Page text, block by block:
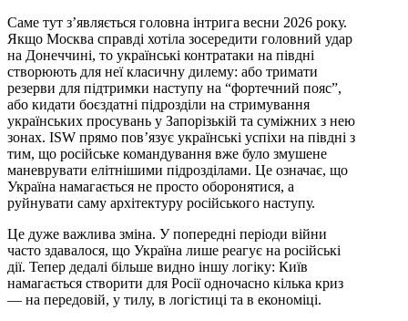
Саме тут з’являється головна інтрига весни 2026 року.
Якщо Москва справді хотіла зосередити головний удар
на Донеччині, то українські контратаки на півдні
створюють для неї класичну дилему: або тримати
резерви для підтримки наступу на “фортечний пояс”,
або кидати боєздатні підрозділи на стримування
українських просувань у Запорізькій та суміжних з нею
зонах. ISW прямо пов’язує українські успіхи на півдні з
тим, що російське командування вже було змушене
маневрувати елітнішими підрозділами. Це означає, що
Україна намагається не просто оборонятися, а
руйнувати саму архітектуру російського наступу.
Це дуже важлива зміна. У попередні періоди війни
часто здавалося, що Україна лише реагує на російські
дії. Тепер дедалі більше видно іншу логіку: Київ
намагається створити для Росії одночасно кілька криз
— на передовій, у тилу, в логістиці та в економіці.